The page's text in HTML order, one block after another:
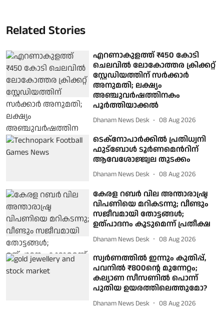
Related Stories
എറണാകുളത്ത് ₹450 കോടി
ചെലവില്‍ ലോകോത്തര ക്രിക്കറ്റ്
സ്റ്റേഡിയത്തിന് സര്‍ക്കാര്‍
അനുമതി; ലക്ഷ്യം
അഞ്ചുവര്‍ഷത്തിനകം
പൂര്‍ത്തിയാക്കല്‍
Dhanam News Desk 08 Aug 2026
ടെക്നോപാര്‍ക്കില്‍ പ്രതിധ്വനി
ഫുട്ബോള്‍ ടൂര്‍ണമെന്‍റിന്
ആവേശോജ്ജ്വല തുടക്കം
Dhanam News Desk 08 Aug 2026
കേരള റബര്‍ വില അന്താരാഷ്ട്ര
വിപണിയെ മറികടന്നു; വീണ്ടും
സജീവമായി തോട്ടങ്ങള്‍;
ഉത്പാദനം കൂടുമെന്ന് പ്രതീക്ഷ
Dhanam News Desk 08 Aug 2026
സ്വര്‍ണത്തില്‍ ഇന്നും കുതിപ്പ്,
പവനില്‍ ₹800ന്റെ മുന്നേറ്റം;
കല്യാണ സീസണില്‍ പൊന്ന്
പുതിയ ഉയരത്തിലെത്തുമോ?
Dhanam News Desk 08 Aug 2026